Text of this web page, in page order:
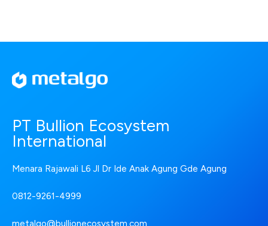
PT Bullion Ecosystem
International
Menara Rajawali L6 Jl Dr Ide Anak Agung Gde Agung
0812-9261-4999
metalgo@bullionecosystem.com